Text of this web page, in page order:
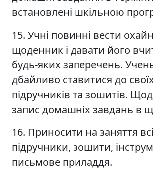
встановлені шкільною
15. Учні повинні вести
щоденник і давати його
будь-яких заперечень.
дбайливо ставитися до своїх
підручників та зошитів.
запис домашніх завдань в
16. Приносити на заняття
підручники, зошити,
письмове приладдя.